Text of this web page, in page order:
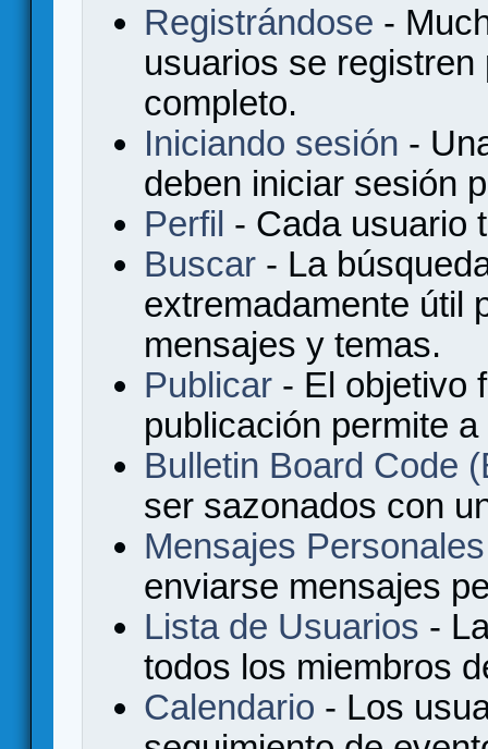
Registrándose -
usuarios se
completo.
Iniciando sesión -
deben iniciar sesión
Perfil - Cada usuario
Buscar - La
extremadamente útil
mensajes y temas.
Publicar - El objetivo
publicación permite
Bulletin Board Code
ser sazonados con
Mensajes Personales
enviarse mensajes
Lista de Usuarios -
todos los miembros
Calendario - Los